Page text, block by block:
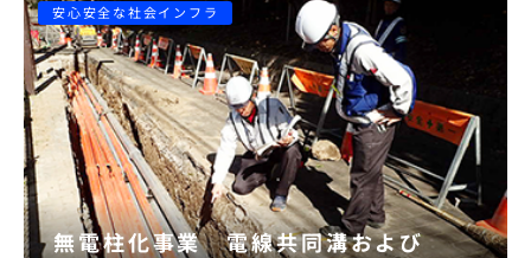
安心安全な社会インフラ
無電柱化事業 電線共同溝および